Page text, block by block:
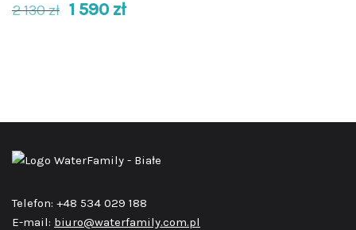
2 130zł 1 590 zł
Telefon: +48 534 029 188
E-mail: biuro@waterfamily.com.pl